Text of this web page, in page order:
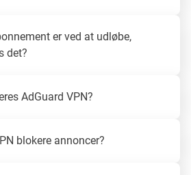
er ved at udløbe,
det?
AdGuard VPN?
blokere annoncer?